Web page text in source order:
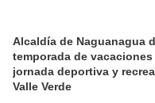
Alcaldía de Naguanagua
temporada de
jornada deportiva y
Valle Verde